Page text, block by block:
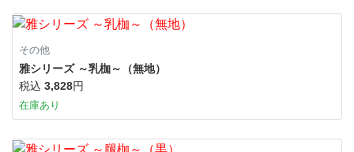
その他
雅シリーズ ～乳枷～（無地）
税込 3,828円
在庫あり